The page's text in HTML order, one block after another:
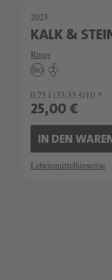
2023
KALK &
Rings
0.75 l (33,33 €/1l) *
25,00 €
IN DEN
Lebensmittelhinweise